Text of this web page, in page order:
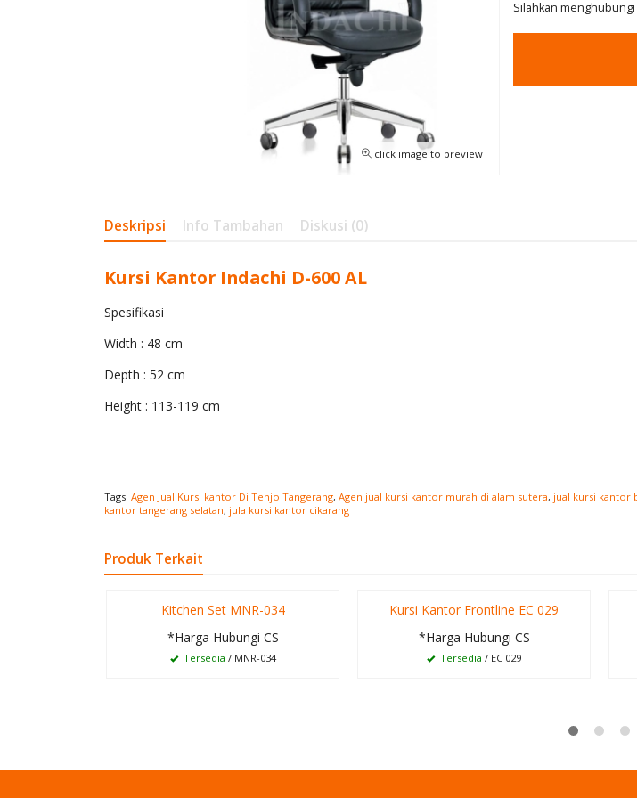
click image to preview
Silahkan
Deskripsi Info Tambahan Diskusi (0)
Kursi Kantor Indachi D-600 AL
Spesifikasi
Width : 48 cm
Depth : 52 cm
Height : 113-119 cm
Tags: Agen Jual Kursi kantor Di Tenjo Tangerang, Agen jual kursi kantor murah di alam sutera, jual kursi kantor
kantor tangerang selatan, jula kursi kantor cikarang
Produk Terkait
Kitchen Set MNR-034
*Harga Hubungi CS
Tersedia / MNR-034
Kursi Kantor Frontline EC 029
*Harga Hubungi CS
Tersedia / EC 029